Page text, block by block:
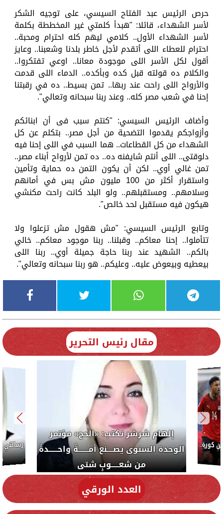
حرص الرئيس عبد الفتاح السيسي، على توجيه الشكر
لأسر الشهداء، قائلا: "هبدأ كلمتي غير المخططة بكلمة
لأسر الشهداء الأول.. كلامي ليهم كله احترام ومحبة..
احترام للعطاء اللى أتقدم لأجل خاطر بلدنا وشعبنا.. وعايز
أقول لكل الأسر اللى موجودة معانا.. اوعي تفتكروا..
والكلام ده قولته قبل كده وبأكده.. الدماء اللى قدمت
والأرواح اللى راحت عند ربها.. تمن بسيط.. ده في رقبتنا
إحنا في شعب مصر كله.. وعند ربنا سبحانه وتعالي".
وأضاف الرئيس السيسي: "كنتم سبب فى أن ابنائكم
وأزواجكم يقدموا التضحية من أجل مصر.. بتكلم عن كل
الشهداء من كل القطاعات.. هما السبب في اللى إحنا فيه
دلوقتى.. اللى أنتم شايفنه ده.. ده تمن لأرواح أبناء مصر..
تمن غالي أوي.. لكن أن يكون التمن ده حماية وتأمين
واستقرار أكثر من 100 مليون مش بس في أمانهم
وسلامهم.. ومستقبلهم.. ولو البلد كانت راحت مكنشي
هيكون فيه مستقبل لحد خالص".
وتابع الرئيس السيسي: "مش هقول مش تزعلوا ولا
تتأملوا.. إحنا معاكم.. وقبلنا.. ربنا موجود معاكم.. خالي
بالكم.. الشهيد عند ربنا حاجة جميلة أوي.. ربنا اللى
بيعطيه وبيعوض عليه.. وعليكم.. هو ربنا سبحانه وتعالي".
مقال رئيس التحرير
إلهام شرشر تكتب: «الحج» مؤتمر
الوحدة السنوى يصــــنع أمـــــــةً واحــــــدةً
من شعـــــوبٍ شتى
كورة..
العدد الورقي